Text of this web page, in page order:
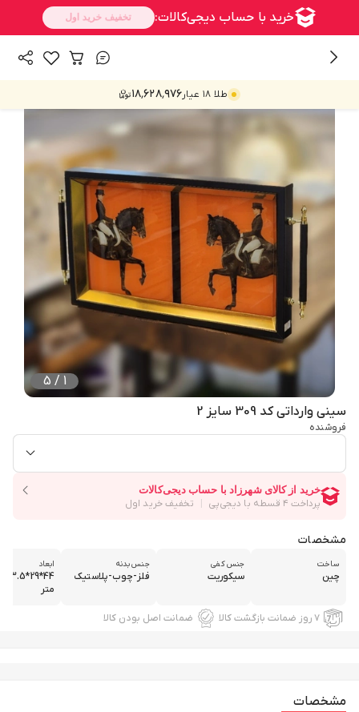
طلا ۱۸ عیار ۱۸٬۶۲۸٬۹۷۶
1
/
5
سینی وارداتی کد 309 سایز 2
فروشنده
مشخصات
ساخت
چین
جنس کفی
سیکوریت
جنس بدنه
فلز-چوب-پلاستیک
ابعاد
متر
۷ روز ضمانت بازگشت کالا ضمانت اصل بودن کالا
مشخصات